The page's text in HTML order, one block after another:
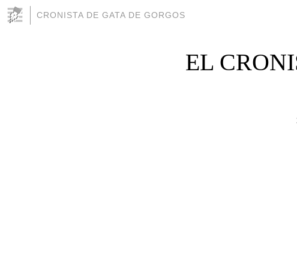
CRONISTA DE GATA DE GORGOS
EL